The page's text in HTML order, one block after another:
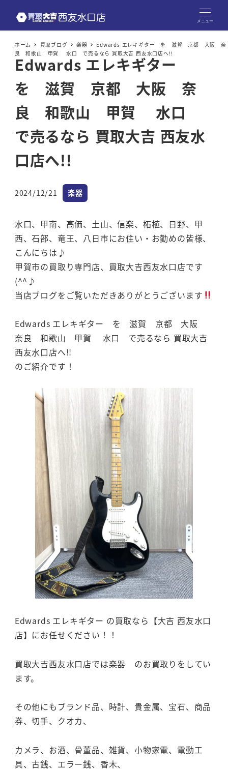
メニュー
ホーム 買取ブログ 楽器
Edwards エレキギター を 滋賀 京都 大阪 奈
良 和歌山 甲賀 水口 で売るなら 買取大吉 西友水口店へ!!
Edwards エレキギター
を 滋賀 京都 大阪 奈
良 和歌山 甲賀 水口
で売るなら 買取大吉 西友水
口店へ!!
投稿日
2024/12/21 カテゴリー
楽器
水口、甲南、高価、土山、信楽、柘植、日野、甲
西、石部、竜王、八日市にお住い・お勤めの皆様、
こんにちは♪
甲賀市の買取り専門店、買取大吉西友水口店です
(^^♪
当店ブログをご覧いただきありがとうございます
Edwards エレキギター を 滋賀 京都 大阪
奈良 和歌山 甲賀 水口 で売るなら 買取大吉
西友水口店へ!!
のご紹介です！
Edwards エレキギター の買取なら【大吉 西友水口
店】にお任せください！！
買取大吉西友水口店では楽器 のお買取りをしてい
ます。
その他にもブランド品、時計、貴金属、宝石、商品
券、切手、クオカ、
カメラ、お酒、骨董品、雑貨、小物家電、電動工
具、古銭、エラー銭、香木、